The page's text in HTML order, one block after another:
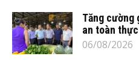
Tăng cường
an toàn
06/08/2026